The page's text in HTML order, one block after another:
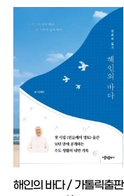
해인의 바다 / 가톨릭출판